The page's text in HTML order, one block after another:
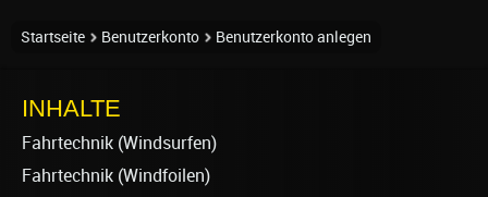
Startseite Benutzerkonto Benutzerkonto anlegen
INHALTE
Fahrtechnik (Windsurfen)
Fahrtechnik (Windfoilen)